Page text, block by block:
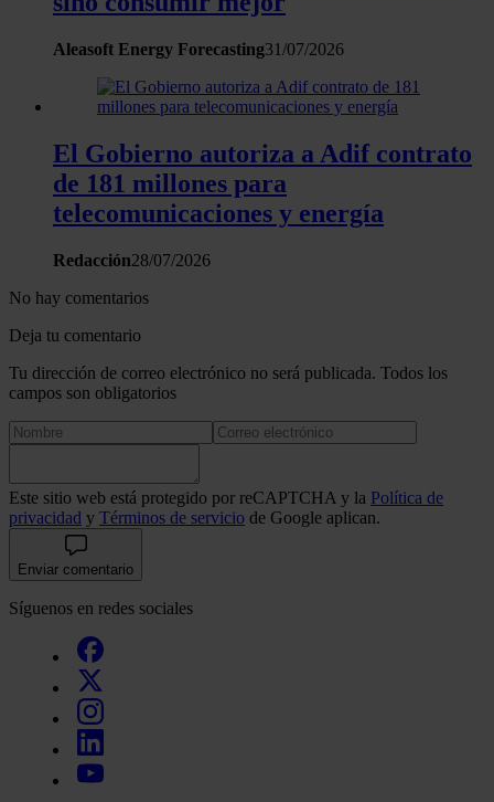
Aleasoft Energy Forecasting31/07/2026
El Gobierno autoriza a Adif contrato
de 181 millones para
telecomunicaciones y energía
Redacción28/07/2026
No hay comentarios
Deja tu comentario
Tu dirección de correo electrónico no será publicada. Todos los
campos son obligatorios
Este sitio web está protegido por reCAPTCHA y la Política de
privacidad y Términos de servicio de Google aplican.
Enviar comentario
Síguenos en redes sociales